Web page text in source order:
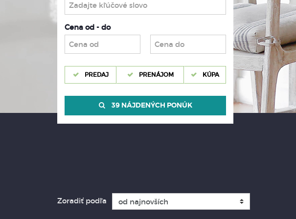
Cena od - do
PREDAJ PRENÁJOM KÚPA
39 NÁJDENÝCH PONÚK
Zoradiť podľa